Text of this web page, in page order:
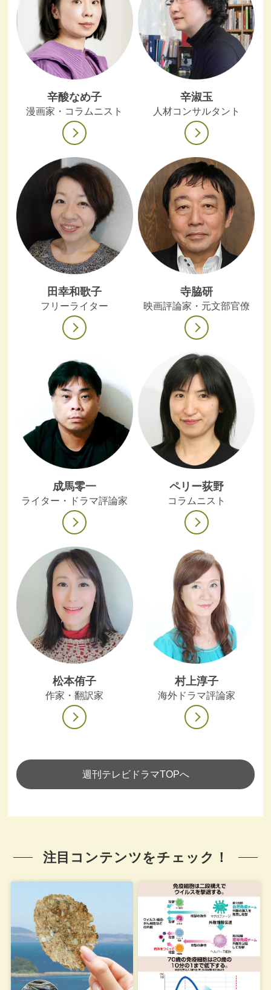
辛酸なめ子
漫画家・コラムニスト
辛淑玉
人材コンサルタント
田幸和歌子
フリーライター
寺脇研
映画評論家・元文部官僚
成馬零一
ライター・ドラマ評論家
ペリー荻野
コラムニスト
松本侑子
作家・翻訳家
村上淳子
海外ドラマ評論家
週刊テレビドラマTOPへ
注目コンテンツをチェック！